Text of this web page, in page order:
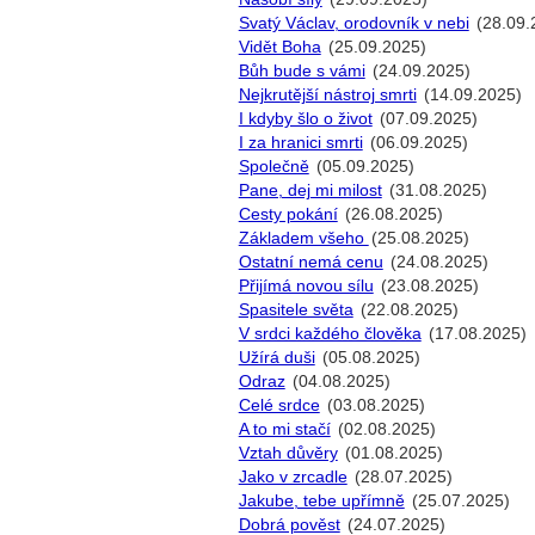
Svatý Václav, orodovník v nebi
Vidět Boha (25.09.2025)
Bůh bude s vámi (24.09.2025)
Nejkrutější nástroj smrti (14.09.2025)
I kdyby šlo o život (07.09.2025)
I za hranici smrti (06.09.2025)
Společně (05.09.2025)
Pane, dej mi milost (31.08.2025)
Cesty pokání (26.08.2025)
Základem všeho (25.08.2025)
Ostatní nemá cenu (24.08.2025)
Přijímá novou sílu (23.08.2025)
Spasitele světa (22.08.2025)
V srdci každého člověka (17.08.2025)
Užírá duši (05.08.2025)
Odraz (04.08.2025)
Celé srdce (03.08.2025)
A to mi stačí (02.08.2025)
Vztah důvěry (01.08.2025)
Jako v zrcadle (28.07.2025)
Jakube, tebe upřímně (25.07.2025)
Dobrá pověst (24.07.2025)